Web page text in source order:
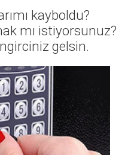
kayboldu?
mı istiyorsunuz?
gelsin.